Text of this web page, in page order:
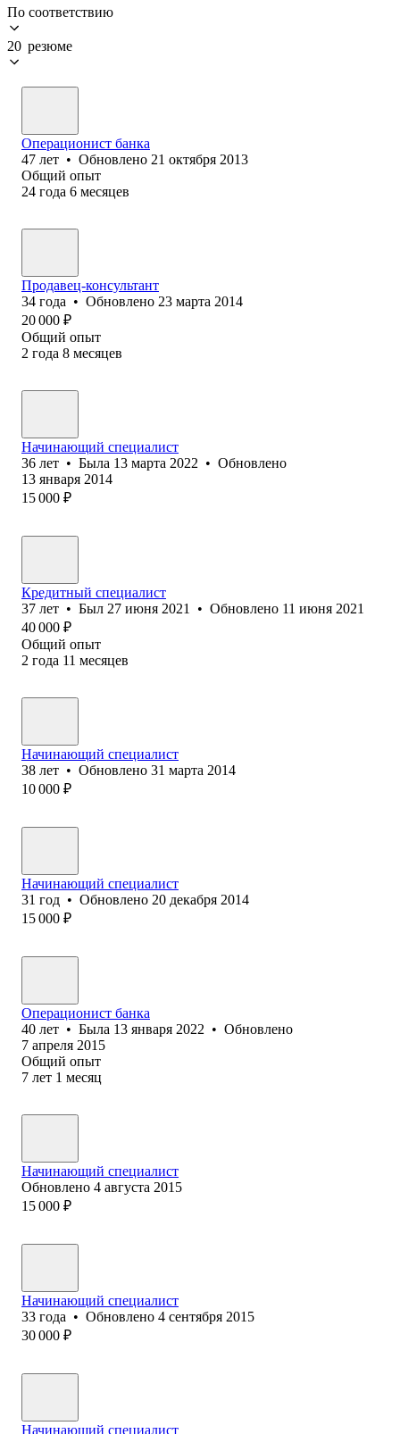
По соответствию
20 резюме
Операционист банка
47 лет • Обновлено 21 октября 2013
Общий опыт
24 года 6 месяцев
Продавец-консультант
34 года • Обновлено 23 марта 2014
20 000 ₽
Общий опыт
2 года 8 месяцев
Начинающий специалист
36 лет • Была 13 марта 2022 • Обновлено
13 января 2014
15 000 ₽
Кредитный специалист
37 лет • Был 27 июня 2021 • Обновлено 11 июня 2021
40 000 ₽
Общий опыт
2 года 11 месяцев
Начинающий специалист
38 лет • Обновлено 31 марта 2014
10 000 ₽
Начинающий специалист
31 год • Обновлено 20 декабря 2014
15 000 ₽
Операционист банка
40 лет • Была 13 января 2022 • Обновлено
7 апреля 2015
Общий опыт
7 лет 1 месяц
Начинающий специалист
Обновлено 4 августа 2015
15 000 ₽
Начинающий специалист
33 года • Обновлено 4 сентября 2015
30 000 ₽
Начинающий специалист